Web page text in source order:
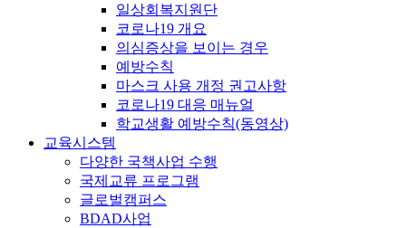
일상회복지원단
코로나19 개요
의심증상을 보이는 경우
예방수칙
마스크 사용 개정 권고사항
코로나19 대응 매뉴얼
학교생활 예방수칙(동영상)
교육시스템
다양한 국책사업 수행
국제교류 프로그램
글로벌캠퍼스
BDAD사업